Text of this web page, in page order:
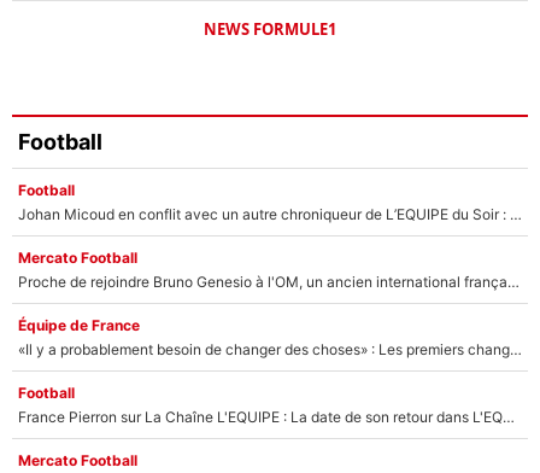
NEWS FORMULE1
Football
Football
Johan Micoud en conflit avec un autre chroniqueur de L’EQUIPE du Soir : «Pendant un moment, je ne les ai pas remis ensemble dans l'émission»
Mercato Football
Proche de rejoindre Bruno Genesio à l'OM, un ancien international français va finalement débarquer... sur RMC !
Équipe de France
«Il y a probablement besoin de changer des choses» : Les premiers changements de Zinedine Zidane en équipe de France sont révélés ?
Football
France Pierron sur La Chaîne L'EQUIPE : La date de son retour dans L'EQUIPE de Choc est connue... et c'était très attendu
Mercato Football